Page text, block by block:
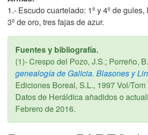
1.- Escudo cuartelado: 1º y 4º de
3º de oro, tres fajas de azur.
Fuentes y bibliografía.
(1)- Crespo del Pozo, J.S.; Porreño,
genealogía de Galicia. Blasones y
Ediciones Boreal, S.L., 1997Vol/
Datos de Heráldica añadidos o
Febrero de 2016.